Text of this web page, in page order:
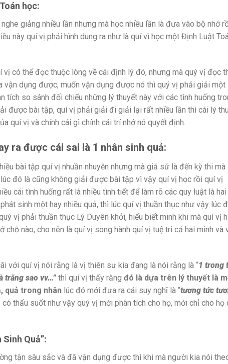
học:
giảng nhiều lần nhưng mà học nhiều lần là đưa vào bộ nhớ
này quí vị phải hình dung ra như là quí vì học một Định Luật
vị có thể đọc thuộc lòng về cái định lý đó, nhưng mà quý vị đọc
vận dụng được, muốn vận dụng được nó thì quý vị phải giải một
tích so sánh đối chiếu những lý thuyết này với các tình huống
được bài tập, quí vị phải giải đi giải lại rất nhiều lần thì cái lý
quí vị và chính cái gì chính cái trí nhớ nó quyết định.
ra được cái sai là 1 nhân sinh quả:
bài tập quí vị nhuần nhuyễn nhưng mà giả sử là đến kỳ thi mà
đó là cũng không giải được bài tập vì vậy quí vị học rồi quí vị
cái tình huống rất là nhiều tình tiết để làm rõ các quy luật là hai
sinh một hay nhiều quả, thì lúc quí vị thuần thục như vậy lúc
vị phải thuần thục Lý Duyên khởi, hiểu biết minh khi mà quí vị
nào, cho nên là quí vị song hành quí vị tuệ tri cả hai minh và
với quí vị nói rằng là vị thiên sư kia đang là nói rằng là “1 trong
trăng sao vv…” thì quí vị thấy rằng đó là dựa trên lý thuyết là
, quả trong nhân lúc đó mới đưa ra cái suy nghĩ là “tương tức
có thấu suốt như vậy quý vị mới phân tích cho họ, mới chỉ cho họ
Quả”:
tận sâu sắc và đã vận dụng được thì khi mà người kia nói